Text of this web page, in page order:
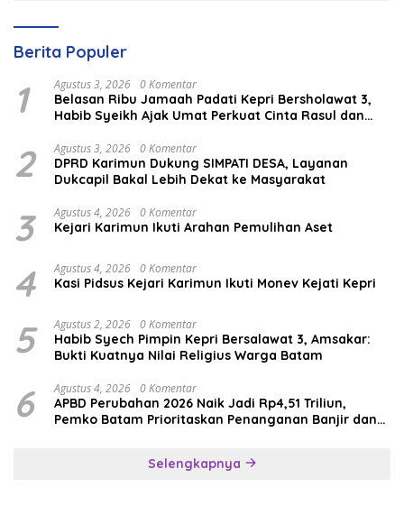
Berita Populer
1 Agustus 3, 2026 0 Komentar
Belasan Ribu Jamaah Padati Kepri Bersholawat 3,
Habib Syeikh Ajak Umat Perkuat Cinta Rasul dan
2 Agustus 3, 2026 0 Komentar
DPRD Karimun Dukung SIMPATI DESA, Layanan
Dukcapil Bakal Lebih Dekat ke Masyarakat
3 Agustus 4, 2026 0 Komentar
Kejari Karimun Ikuti Arahan Pemulihan Aset
4 Agustus 4, 2026 0 Komentar
Kasi Pidsus Kejari Karimun Ikuti Monev Kejati Kepri
5 Agustus 2, 2026 0 Komentar
Habib Syech Pimpin Kepri Bersalawat 3, Amsakar:
Bukti Kuatnya Nilai Religius Warga Batam
6 Agustus 4, 2026 0 Komentar
APBD Perubahan 2026 Naik Jadi Rp4,51 Triliun,
Pemko Batam Prioritaskan Penanganan Banjir dan
Selengkapnya